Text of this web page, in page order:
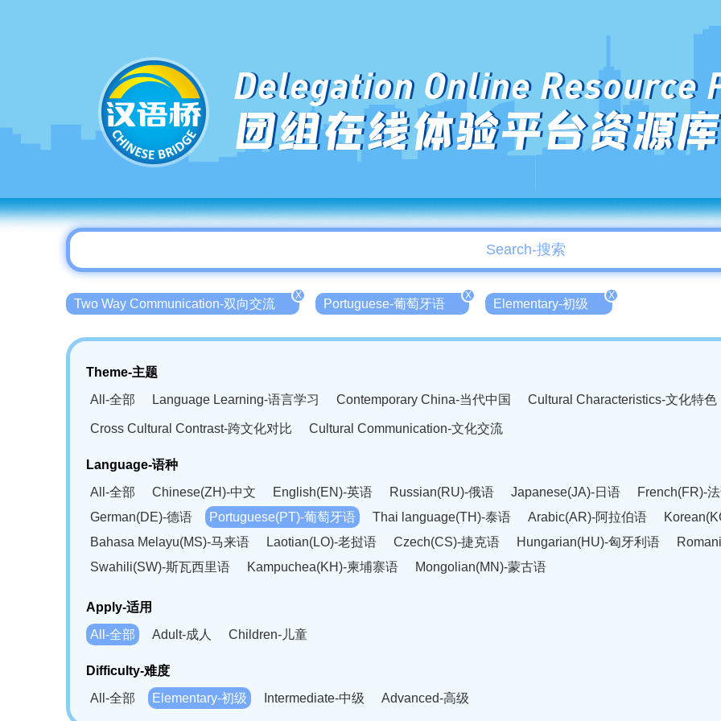
Delegation Online Resource
团组在线体验平台资源库
Two Way Communication-双向交流
X
Portuguese-葡萄牙语
X
Elementary-初级
X
Theme-主题
All-全部
Language Learning-语言学习 Contemporary China-当代中国 Cultural Characteristics-文化特色
Cross Cultural Contrast-跨文化对比 Cultural Communication-文化交流
Language-语种
All-全部
Chinese(ZH)-中文 English(EN)-英语 Russian(RU)-俄语 Japanese(JA)-日语
French(FR)-
German(DE)-德语
Portuguese(PT)-葡萄牙语 Thai language(TH)-泰语 Arabic(AR)-阿拉伯语
Bahasa Melayu(MS)-马来语
Laotian(LO)-老挝语 Czech(CS)-捷克语 Hungarian(HU)-匈牙利语
Swahili(SW)-斯瓦西里语
Kampuchea(KH)-柬埔寨语 Mongolian(MN)-蒙古语
Apply-适用
All-全部
Adult-成人 Children-儿童
Difficulty-难度
All-全部
Elementary-初级 Intermediate-中级 Advanced-高级